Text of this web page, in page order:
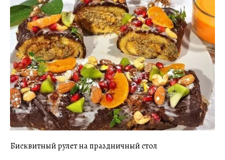
Бисквитный рулет на праздничный стол